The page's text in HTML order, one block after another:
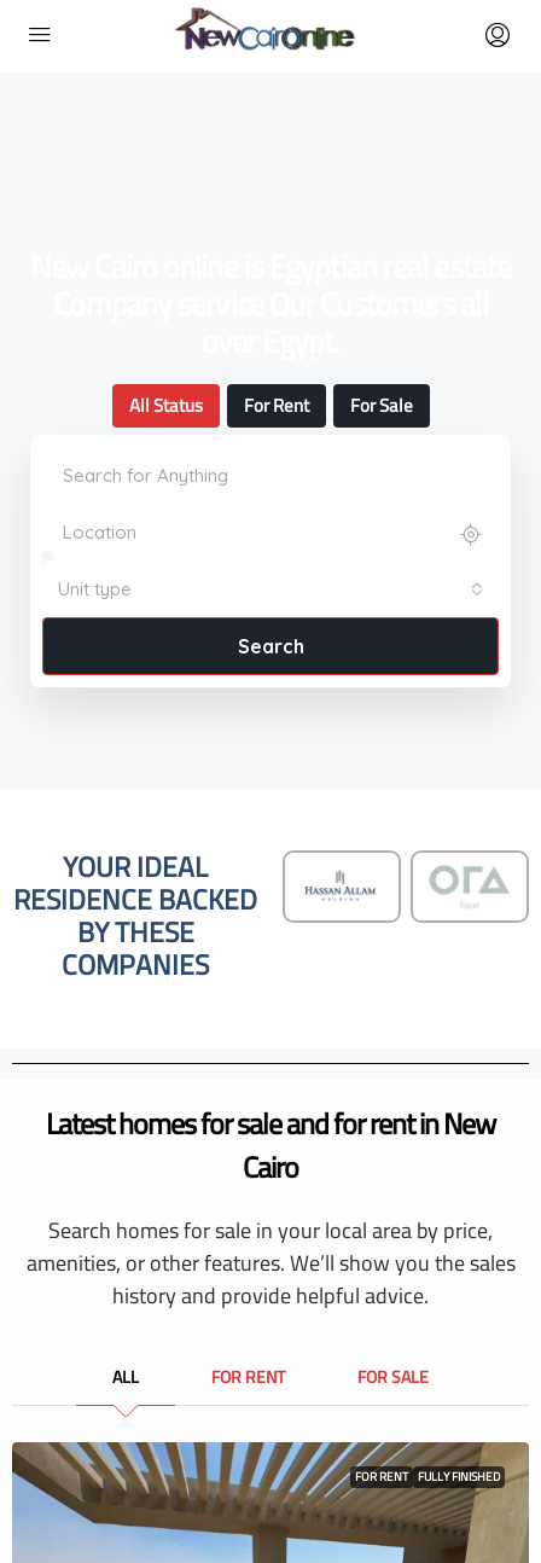
All Status For Rent For Sale
Unit type
Search
YOUR IDEAL
RESIDENCE BACKED
BY THESE
COMPANIES
Latest homes for sale and for rent in New
Cairo
Search homes for sale in your local area by price,
amenities, or other features. We’ll show you the sales
history and provide helpful advice.
ALL FOR RENT FOR SALE
FOR RENT FULLY FINISHED